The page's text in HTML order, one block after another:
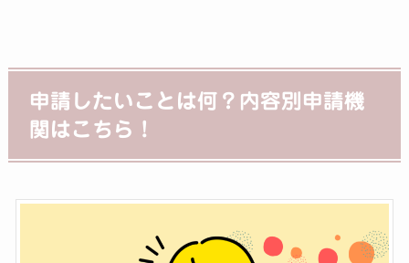
申請したいことは何？内容別申請機
関はこちら！